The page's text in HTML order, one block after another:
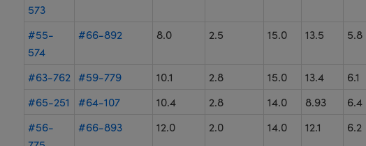
573
#55-
574
#66-892 8.0 2.5 15.0 13.5 5.8
#63-762 #59-779 10.1 2.8 15.0 13.4 6.1
#65-251
#64-107 10.4 2.8 14.0 8.93 6.4
#56-
#66-893 12.0 2.0 14.0 12.1 6.2